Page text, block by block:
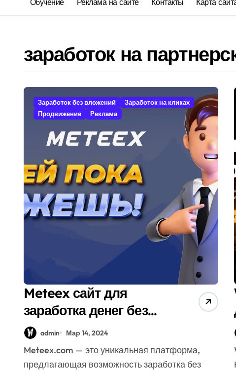
Обучение Реклама на сайте Контакты Карта
заработок на
Заработок без вложений
Заработок на кликах
Продвижение
Реклама
Meteex сайт для
заработка денег без
вложений
admin Мар 14, 2024
Meteex.com — это уникальная платформа,
предлагающая возможность заработка без